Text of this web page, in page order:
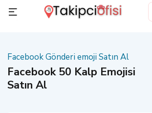
Facebook Gönderi emoji Satın Al
Facebook 50 Kalp Emojisi
Satın Al